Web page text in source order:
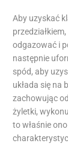
Aby uzyskać
odgazować i
następnie
spód, aby
układa się na
zachowując
żyletki,
to właśnie